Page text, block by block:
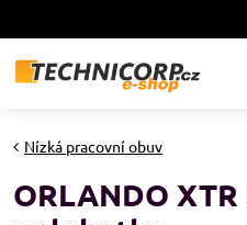
Nízká pracovní obuv
ORLANDO